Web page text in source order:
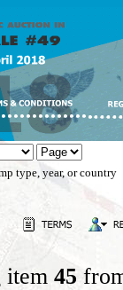
type, year, or country
item 45